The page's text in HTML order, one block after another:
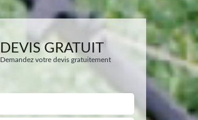
DEVIS GRATUIT
Demandez votre devis gratuitement